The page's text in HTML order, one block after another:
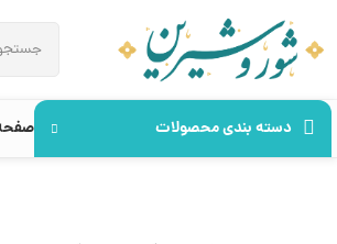
دسته بندی محصولات